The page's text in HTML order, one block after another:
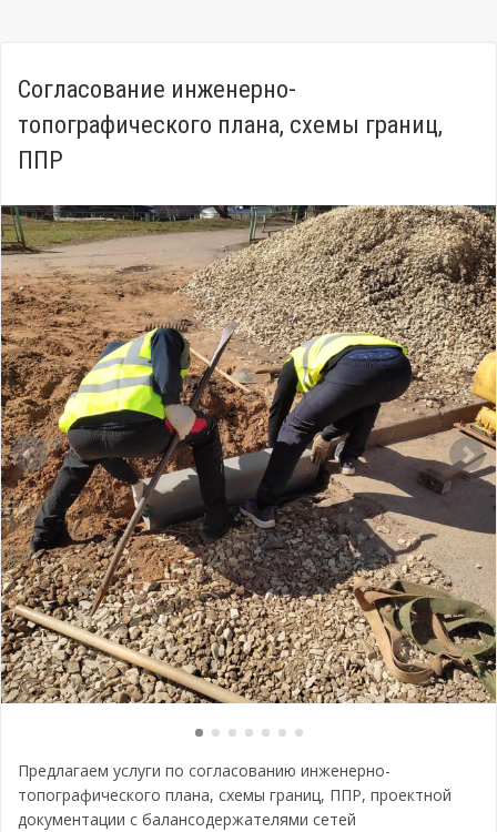
Согласование инженерно-
топографического плана, схемы границ,
ППР
Предлагаем услуги по согласованию инженерно-
топографического плана, схемы границ, ППР, проектной
документации с балансодержателями сетей